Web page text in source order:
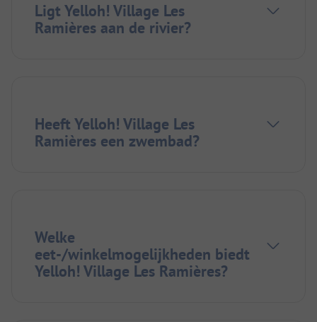
Ligt Yelloh! Village Les
Ramières aan de rivier?
Heeft Yelloh! Village Les
Ramières een zwembad?
Welke
eet-/winkelmogelijkheden biedt
Yelloh! Village Les Ramières?